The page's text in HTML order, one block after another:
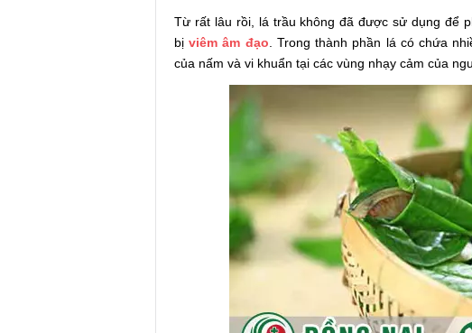
Từ rất lâu rồi, lá trầu không đã được sử dụng để
bịviêm âm đạo . Trong thành phần lá có chứa
của nấm và vi khuẩn tại các vùng nhạy cảm của